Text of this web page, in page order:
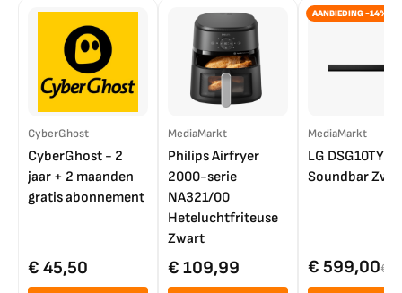
CyberGhost
CyberGhost - 2
jaar + 2 maanden
gratis abonnement
€ 45,50
MediaMarkt
Philips Airfryer
2000-serie
NA321/00
Heteluchtfriteuse
Zwart
€ 109,99
AANBIEDING -14%
MediaMarkt
LG DSG10TY
Soundbar
€ 599,00€